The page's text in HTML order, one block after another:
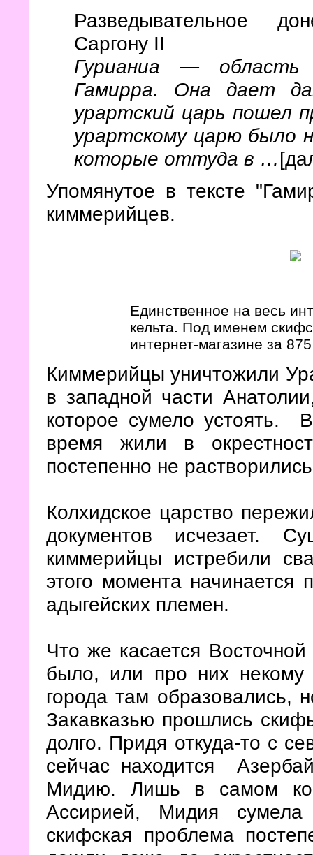
Разведывательное
Саргону II
Гурианиа —
Гамирра. Она дает
урартский царь пошел
урартскому царю было
которые оттуда в …
Упомянутое в тексте
киммерийцев.
Единственное на весь
кельта. Под именем
интернет-магазине за
Киммерийцы уничтожили
в западной части
которое сумело устоять.
время жили в
постепенно не
Колхидское царство
документов исчезает.
киммерийцы истребили
этого момента начинается
адыгейских племен.
Что же касается
было, или про них некому
города там образовались,
Закавказью прошлись
долго. Придя откуда-то с
сейчас находится
Мидию. Лишь в самом
Ассирией, Мидия
скифская проблема